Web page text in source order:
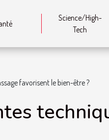
Science/High-
Tech
favorisent le bien-être ?